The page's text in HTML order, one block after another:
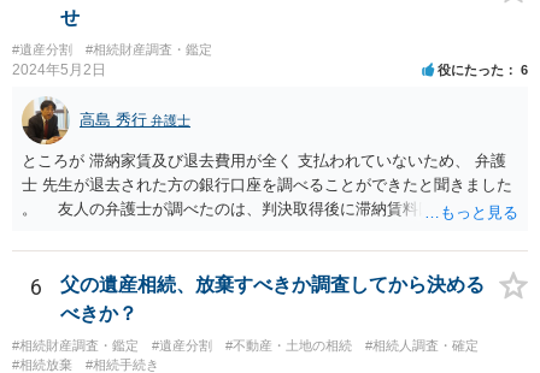
せ
#遺産分割 #相続財産調査・鑑定
2024年5月2日 役にたった 6
高島 秀行 弁護士
ところが 滞納家賃及び退去費用が全く 支払われていないため、 弁護
士 先生が退去された方の銀行口座を調べることができたと聞きました
。 友人の弁護士が調べたのは、判決取得後に滞納賃料回収のため
預金の入出金履歴を調べたわけではありません。 残念ながら、事案
や目的も異なりますし、開示の内容も異なります。
6
父の遺産相続、放棄すべきか調査してから決める
べきか？
#相続財産調査・鑑定 #遺産分割 #不動産・土地の相続
#相続人調査・確定
#相続放棄
#相続手続き